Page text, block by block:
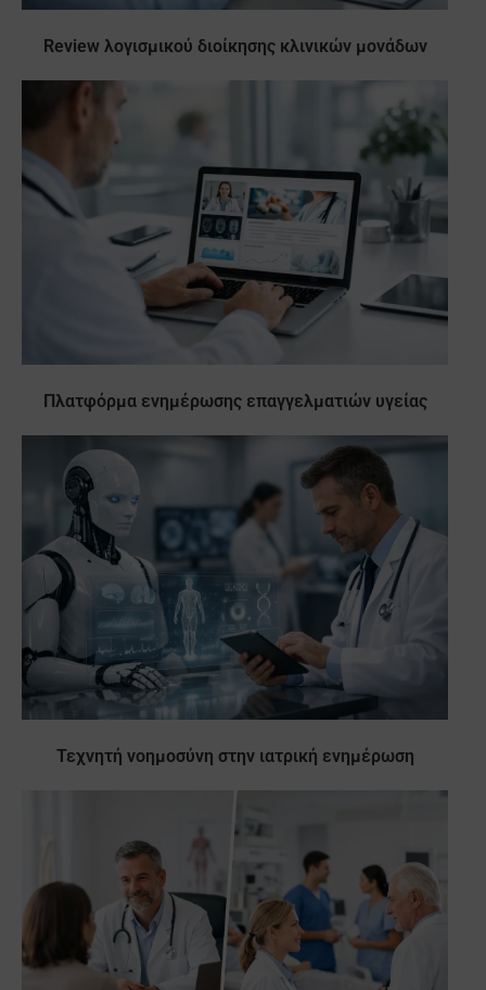
Review λογισμικού διοίκησης κλινικών μονάδων
Πλατφόρμα ενημέρωσης επαγγελματιών υγείας
Τεχνητή νοημοσύνη στην ιατρική ενημέρωση